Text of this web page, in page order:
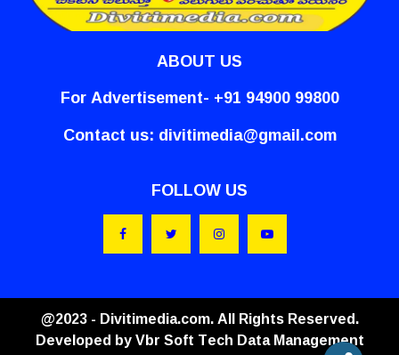
ABOUT US
For Advertisement- +91 94900 99800
Contact us: divitimedia@gmail.com
FOLLOW US
@2023 - Divitimedia.com. All Rights Reserved.
Developed byVbr Soft Tech Data Management